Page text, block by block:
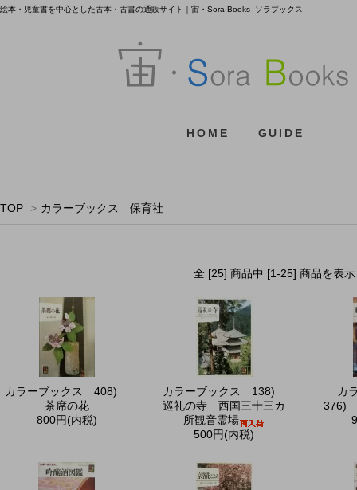
絵本・児童書を中心とした古本・古書の通販サイト｜宙・Sora Books -ソラブックス
HOME GUIDE
TOP > カラーブックス 保育社
全 [25] 商品中 [1-25] 商品を表
カラーブックス 408)
茶席の花
800円(内税)
カラーブックス 138)
巡礼の寺 西国三十三カ
所観音霊場
500円(内税)
カ
376)